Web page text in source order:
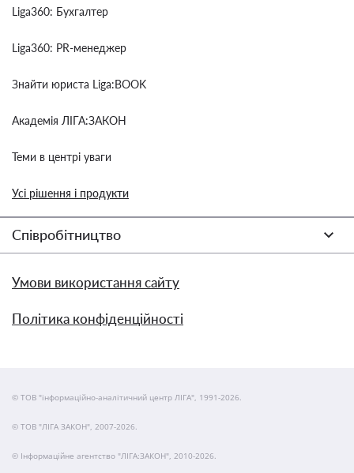
Liga360: Бухгалтер
Liga360: PR-менеджер
Знайти юриста Liga:BOOK
Академія ЛІГА:ЗАКОН
Теми в центрі уваги
Усі рішення і продукти
Співробітництво
Умови використання сайту
Політика конфіденційності
© ТОВ "інформаційно-аналітичний центр ЛІГА", 1991-2026.
© ТОВ "ЛІГА ЗАКОН", 2007-2026.
© Інформаційне агентство "ЛІГА:ЗАКОН", 2010-2026.